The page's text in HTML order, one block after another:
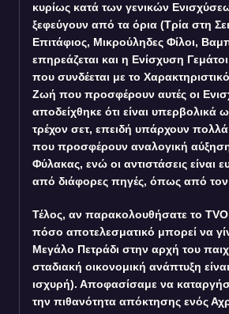
κυρίως κατά των γενικών
ξεφεύγουν από τα όρια (Τρία στη
Επιτάφιος, Μικρούληδες Φίλοι,
επηρεάζεται και η Ενίσχυση
που συνδέεται με το
Ζωή που προσφέρουν αυτές οι
αποδείχθηκε ότι είναι υπερβολικά
τρέχον σετ, επειδή υπάρχουν
που προσφέρουν αναλογική
Φύλακας, ενώ οι αντιστάσεις είναι
από διάφορες πηγές, όπως από
Τέλος, αν παρακολουθήσατε το TVO,
πόσο αποτελεσματικό μπορεί να
Μεγάλο Πετράδι στην αρχή του
σταδιακή οικονομική ανάπτυξη είναι
ισχυρή). Αποφασίσαμε να
την πιθανότητα απόκτησης ενός